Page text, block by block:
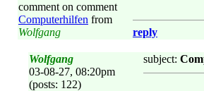
comment on comment
Computerhilfen from
Wolfgang
reply
Wolfgang
03-08-27, 08:20pm
(posts: 122)
subject: